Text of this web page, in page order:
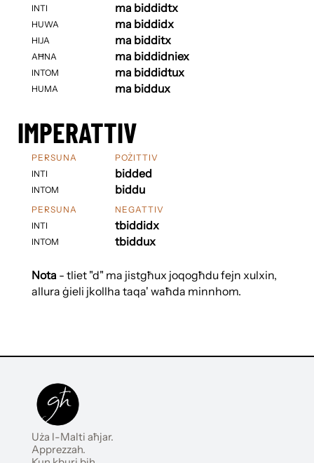
INTI
HUWA
HIJA
AĦNA
INTOM
HUMA
ma biddidtx
ma biddidx
ma bidditx
ma biddidniex
ma biddidtux
ma biddux
IMPERATTIV
PERSUNA
INTI
INTOM
POŻITTIV
bidded
biddu
PERSUNA
INTI
INTOM
NEGATTIV
tbiddidx
tbiddux
Nota- tliet "d" ma jistgħux joqogħdu fejn xulxin,
allura ġieli jkollha taqa' waħda minnhom.
Uża l-Malti aħjar.
Apprezzah.